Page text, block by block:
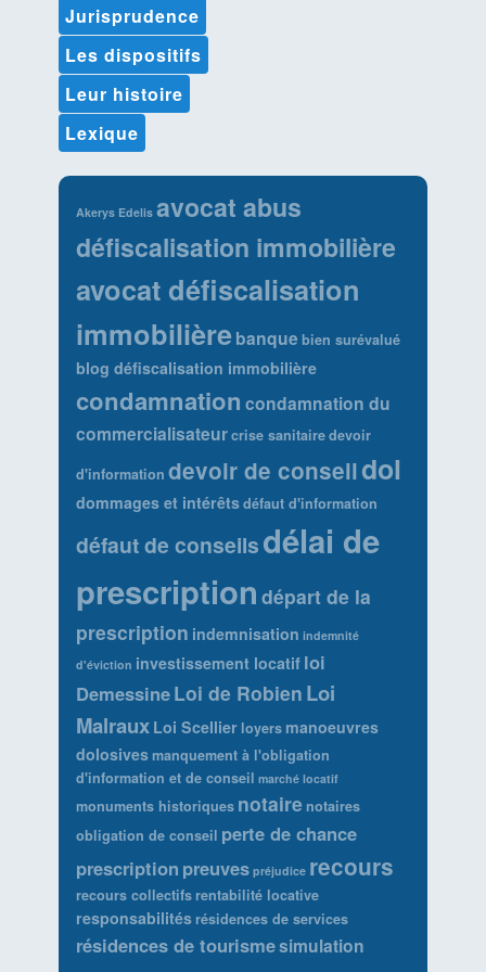
Jurisprudence
Les dispositifs
Leur histoire
Lexique
Akerys Edelis avocat abus
défiscalisation immobilière
avocat défiscalisation
immobilièrebanque bien surévalué
blog défiscalisation immobilière
condamnation condamnation du
commercialisateurcrise sanitairedevoir
d'information devoir de conseildol
dommages et intérêtsdéfaut d'information
défaut de conseilsdélai de
prescription départ de la
prescription indemnisation indemnité
d'éviction investissement locatif loi
DemessineLoi de Robien Loi
Malraux Loi Scellier loyers manoeuvres
dolosivesmanquement à l'obligation
d'information et de conseil marché locatif
monuments historiques notaire notaires
obligation de conseil perte de chance
prescription preuves préjudice recours
recours collectifsrentabilité locative
responsabilitésrésidences de services
résidences de tourismesimulation